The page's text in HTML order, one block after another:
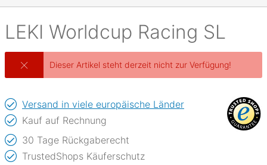
LEKI Worldcup Racing SL
Dieser Artikel steht derzeit nicht zur Verfügung!
Versand in viele europäische Länder
Kauf auf Rechnung
30 Tage Rückgaberecht
TrustedShops Käuferschutz